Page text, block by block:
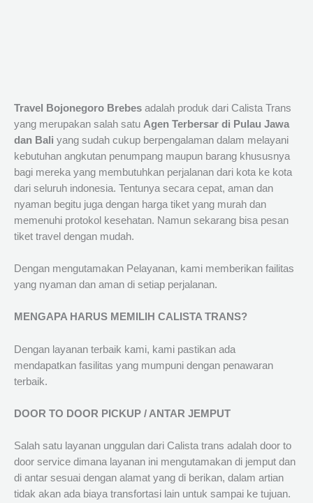
Travel Bojonegoro Brebes adalah produk dari Calista Trans
yang merupakan salah satu Agen Terbersar di Pulau Jawa
dan Bali yang sudah cukup berpengalaman dalam melayani
kebutuhan angkutan penumpang maupun barang khususnya
bagi mereka yang membutuhkan perjalanan dari kota ke kota
dari seluruh indonesia. Tentunya secara cepat, aman dan
nyaman begitu juga dengan harga tiket yang murah dan
memenuhi protokol kesehatan. Namun sekarang bisa pesan
tiket travel dengan mudah.
Dengan mengutamakan Pelayanan, kami memberikan failitas
yang nyaman dan aman di setiap perjalanan.
MENGAPA HARUS MEMILIH CALISTA TRANS?
Dengan layanan terbaik kami, kami pastikan ada
mendapatkan fasilitas yang mumpuni dengan penawaran
terbaik.
DOOR TO DOOR PICKUP / ANTAR JEMPUT
Salah satu layanan unggulan dari Calista trans adalah door to
door service dimana layanan ini mengutamakan di jemput dan
di antar sesuai dengan alamat yang di berikan, dalam artian
tidak akan ada biaya transfortasi lain untuk sampai ke tujuan.